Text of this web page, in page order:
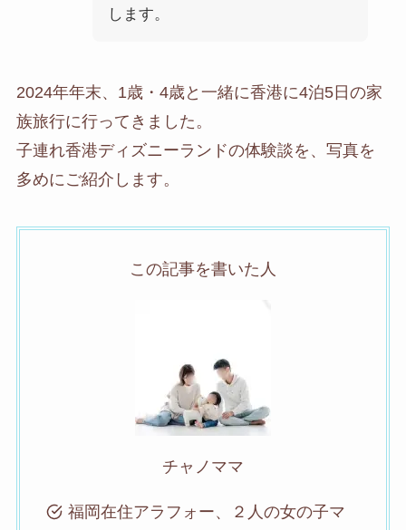
します。
2024年年末、1歳・4歳と一緒に香港に4泊5日の家
族旅行に行ってきました。
子連れ香港ディズニーランドの体験談を、写真を
多めにご紹介します。
この記事を書いた人
チャノママ
福岡在住アラフォー、２人の女の子マ